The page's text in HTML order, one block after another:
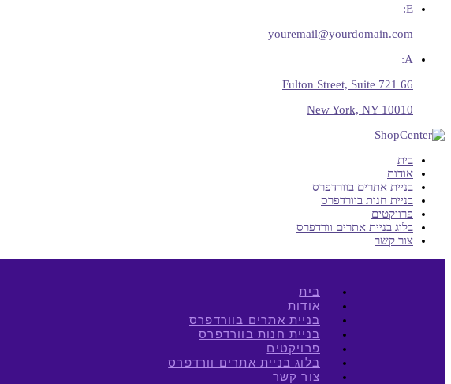
E:
youremail@yourdomain.com
A:
66 Fulton Street, Suite 721
New York, NY 10010
בית
אודות
בניית אתרים בוורדפרס
בניית חנות בוורדפרס
פרויקטים
בלוג בניית אתרים וורדפרס
צור קשר
בית
אודות
בניית אתרים בוורדפרס
בניית חנות בוורדפרס
פרויקטים
בלוג בניית אתרים וורדפרס
צור קשר